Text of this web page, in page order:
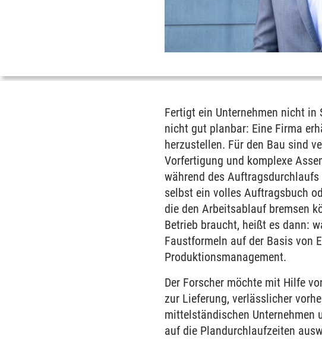
Fertigt ein Unternehmen nicht
nicht gut planbar: Eine Firma
herzustellen. Für den Bau sind
Vorfertigung und komplexe
während des
selbst ein volles Auftragsbuch
die den Arbeitsablauf bremsen
Betrieb braucht, heißt es dann:
Faustformeln auf der Basis von
Produktionsmanagement.
Der Forscher möchte mit Hilfe
zur Lieferung, verlässlicher
mittelständischen Unternehmen
auf die Plandurchlaufzeiten